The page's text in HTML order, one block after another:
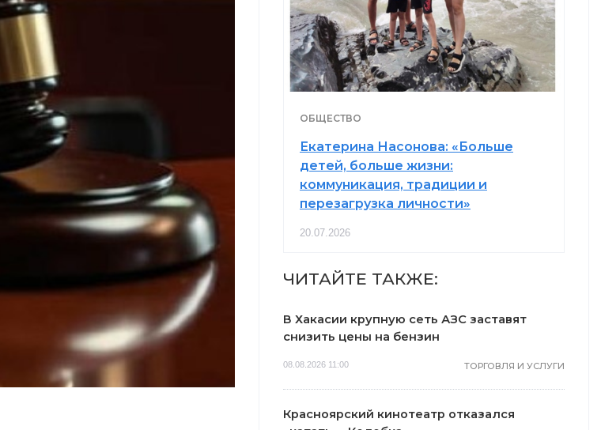
ОБЩЕСТВО
Екатерина Насонова: «Больше
детей, больше жизни:
коммуникация, традиции и
перезагрузка личности»
20.07.2026
ЧИТАЙТЕ ТАКЖЕ:
В Хакасии крупную сеть АЗС заставят
снизить цены на бензин
08.08.2026 11:00 ТОРГОВЛЯ И УСЛУГИ
Красноярский кинотеатр отказался